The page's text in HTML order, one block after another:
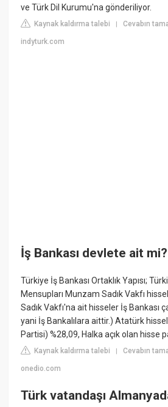
ve Türk Dil Kurumu'na gönderiliyor.
Kaynak kaldırma talebi |Cevabın
indyturk.com
İş Bankası devlete ait mi?
Türkiye İş Bankası Ortaklık Yapısı;
Mensupları Munzam Sadık Vakfı
Sadık Vakfı'na ait hisseler İş Bankası
yani İş Bankalılara aittir.) Atatürk
Partisi) %28,09, Halka açık olan hisse
Kaynak kaldırma talebi |Cevabın
onedio.com
Türk vatandaşı